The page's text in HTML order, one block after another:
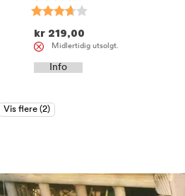
kr 219,00
Midlertidig utsolgt.
Info